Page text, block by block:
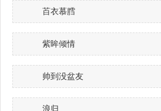
苩衣慕膤
紫眸倾情
帅到没盆友
浪归